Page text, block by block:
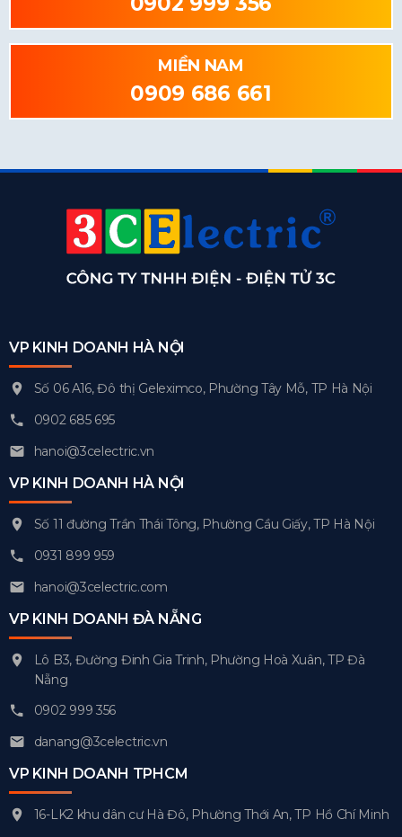
MIỀN NAM
0909 686 661
VP KINH DOANH HÀ NỘI
Số 06 A16, Đô thị Geleximco, Phường Tây Mỗ, TP Hà Nội
0902 685 695
hanoi@3celectric.vn
VP KINH DOANH HÀ NỘI
Số 11 đường Trần Thái Tông, Phường Cầu Giấy, TP Hà Nội
0931 899 959
hanoi@3celectric.com
VP KINH DOANH ĐÀ NẴNG
Lô B3, Đường Đinh Gia Trinh, Phường Hoà Xuân, TP Đà
Nẵng
0902 999 356
danang@3celectric.vn
VP KINH DOANH TPHCM
16-LK2 khu dân cư Hà Đô, Phường Thới An, TP Hồ Chí Minh